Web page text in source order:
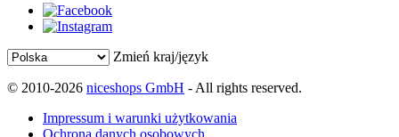
Zmień kraj/język
© 2010-2026 niceshops GmbH - All rights reserved.
Impressum i warunki użytkowania
Ochrona danych osobowych